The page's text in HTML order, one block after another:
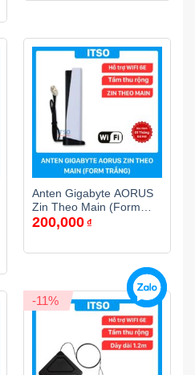
Anten Gigabyte AORUS
Zin Theo Main (Form
Trắng)
200,000 ₫
-11%